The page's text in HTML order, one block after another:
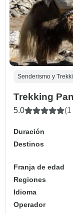
Senderismo y
Trekking
5.0
Duración
Destinos
Franja de edad
Regiones
Idioma
Operador